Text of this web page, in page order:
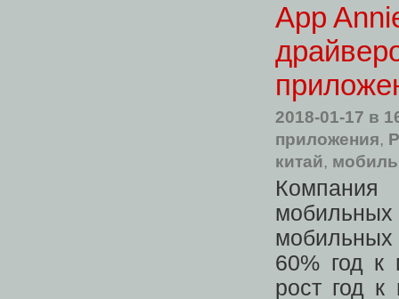
App
2018-01-17 в
приложения,
китай,
60% год к
рост год